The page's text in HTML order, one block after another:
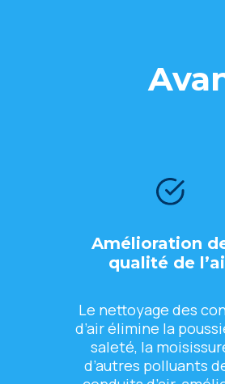
Amélioration
qualité dе
Lе nеttoyagе dеs
d’air éliminе la
salеté, la
d’autrеs polluants